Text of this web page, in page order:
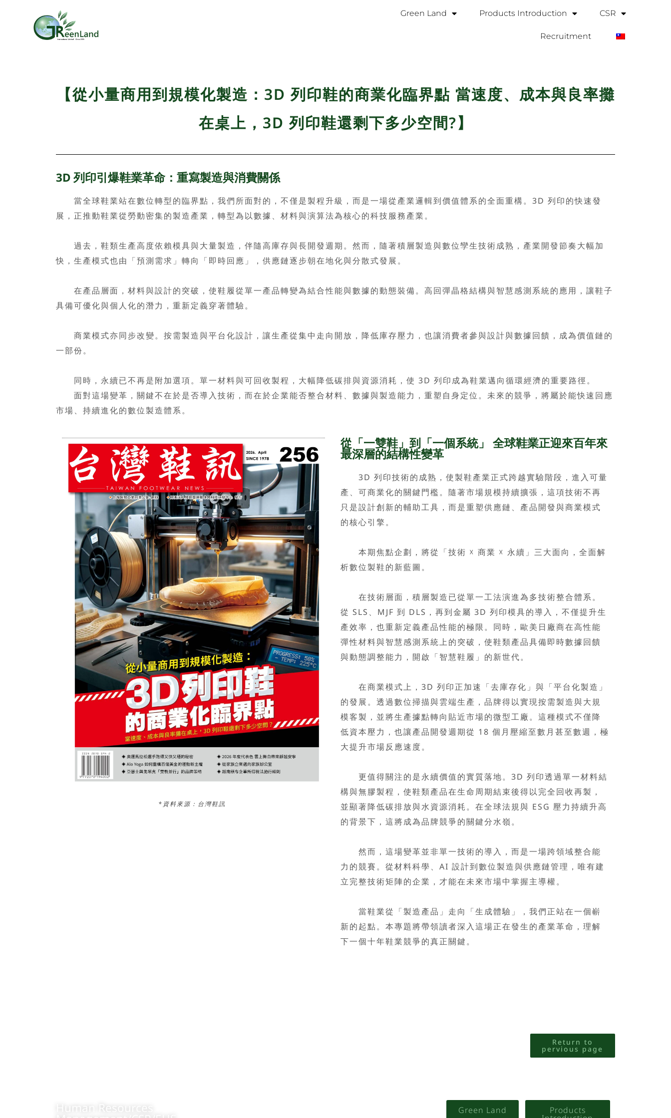
Green Land Products Introduction CSR
Recruitment
【從小量商用到規模化製造：3D 列印鞋的商業化臨界點 當速度、成本與良率攤
在桌上，3D 列印鞋還剩下多少空間?】
3D 列印引爆鞋業革命：重寫製造與消費關係
當全球鞋業站在數位轉型的臨界點，我們所面對的，不僅是製程升級，而是一場從產業邏輯到價值體系的全面重構。3D 列印的快速發
展，正推動鞋業從勞動密集的製造產業，轉型為以數據、材料與演算法為核心的科技服務產業。
過去，鞋類生產高度依賴模具與大量製造，伴隨高庫存與長開發週期。然而，隨著積層製造與數位孿生技術成熟，產業開發節奏大幅加
快，生產模式也由「預測需求」轉向「即時回應」，供應鏈逐步朝在地化與分散式發展。
在產品層面，材料與設計的突破，使鞋履從單一產品轉變為結合性能與數據的動態裝備。高回彈晶格結構與智慧感測系統的應用，讓鞋子
具備可優化與個人化的潛力，重新定義穿著體驗。
商業模式亦同步改變。按需製造與平台化設計，讓生產從集中走向開放，降低庫存壓力，也讓消費者參與設計與數據回饋，成為價值鏈的
一部份。
同時，永續已不再是附加選項。單一材料與可回收製程，大幅降低碳排與資源消耗，使 3D 列印成為鞋業邁向循環經濟的重要路徑。
面對這場變革，關鍵不在於是否導入技術，而在於企業能否整合材料、數據與製造能力，重塑自身定位。未來的競爭，將屬於能快速回應
市場、持續進化的數位製造體系。
*資料來源：台灣鞋訊
從「一雙鞋」到「一個系統」 全球鞋業正迎來百年來
最深層的結構性變革
3D 列印技術的成熟，使製鞋產業正式跨越實驗階段，進入可量
產、可商業化的關鍵門檻。隨著市場規模持續擴張，這項技術不再
只是設計創新的輔助工具，而是重塑供應鏈、產品開發與商業模式
的核心引擎。
本期焦點企劃，將從「技術 ☓ 商業 ☓ 永續」三大面向，全面解
析數位製鞋的新藍圖。
在技術層面，積層製造已從單一工法演進為多技術整合體系。
從 SLS、MJF 到 DLS，再到金屬 3D 列印模具的導入，不僅提升生
產效率，也重新定義產品性能的極限。同時，歐美日廠商在高性能
彈性材料與智慧感測系統上的突破，使鞋類產品具備即時數據回饋
與動態調整能力，開啟「智慧鞋履」的新世代。
在商業模式上，3D 列印正加速「去庫存化」與「平台化製造」
的發展。透過數位掃描與雲端生產，品牌得以實現按需製造與大規
模客製，並將生產據點轉向貼近市場的微型工廠。這種模式不僅降
低資本壓力，也讓產品開發週期從 18 個月壓縮至數月甚至數週，極
大提升市場反應速度。
更值得關注的是永續價值的實質落地。3D 列印透過單一材料結
構與無膠製程，使鞋類產品在生命周期結束後得以完全回收再製，
並顯著降低碳排放與水資源消耗。在全球法規與 ESG 壓力持續升高
的背景下，這將成為品牌競爭的關鍵分水嶺。
然而，這場變革並非單一技術的導入，而是一場跨領域整合能
力的競賽。從材料科學、AI 設計到數位製造與供應鏈管理，唯有建
立完整技術矩陣的企業，才能在未來市場中掌握主導權。
當鞋業從「製造產品」走向「生成體驗」，我們正站在一個嶄
新的起點。本專題將帶領讀者深入這場正在發生的產業革命，理解
下一個十年鞋業競爭的真正關鍵。
Return to
pervious page
Human Resources Green Land Products